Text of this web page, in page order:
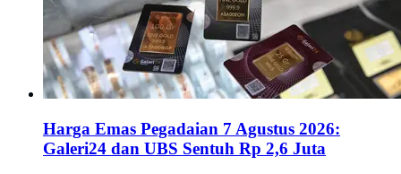
Harga Emas Pegadaian 7 Agustus 2026:
Galeri24 dan UBS Sentuh Rp 2,6 Juta